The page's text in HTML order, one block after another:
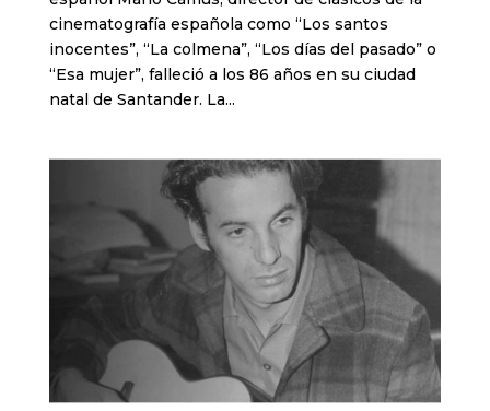
cinematografía española como “Los santos
inocentes”, “La colmena”, “Los días del pasado” o
“Esa mujer”, falleció a los 86 años en su ciudad
natal de Santander. La...